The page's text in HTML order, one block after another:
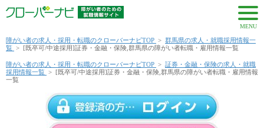
MENU
障がい者の求人・採用・転職のクローバーナビTOP > 群馬県の求人・就職採用情報一
覧 > [既卒可/中途採用]証券・金融・保険,群馬県の障がい者転職・雇用情報一覧
障がい者の求人・採用・転職のクローバーナビTOP > 証券・金融・保険の求人・就職
採用情報一覧 > [既卒可/中途採用]証券・金融・保険,群馬県の障がい者転職・雇用情報
一覧